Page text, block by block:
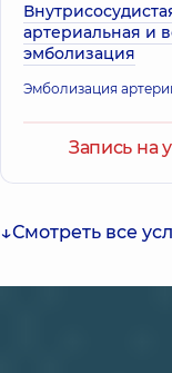
артериальная и
эмболизация
Эмболизация
Запись на
Смотреть все